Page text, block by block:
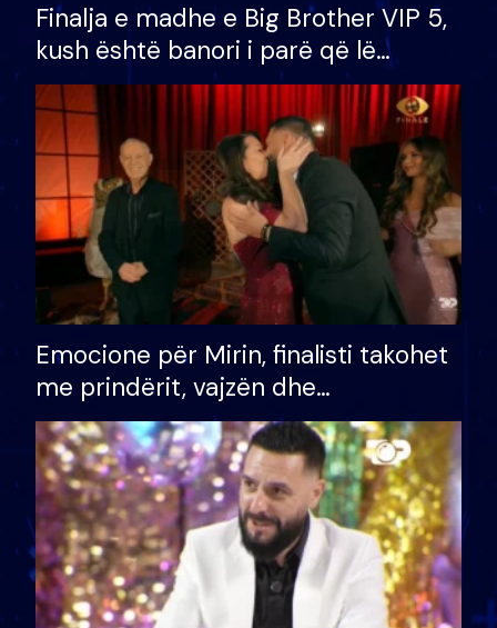
Finalja e madhe e Big Brother VIP 5,
kush është banori i parë që lë
shtëpinë dhe humb mundësinë për
të fituar çmimin e madh
Emocione për Mirin, finalisti takohet
me prindërit, vajzën dhe
bashkëshorten: S’kemi ndonjë letër
divorci apo jo?